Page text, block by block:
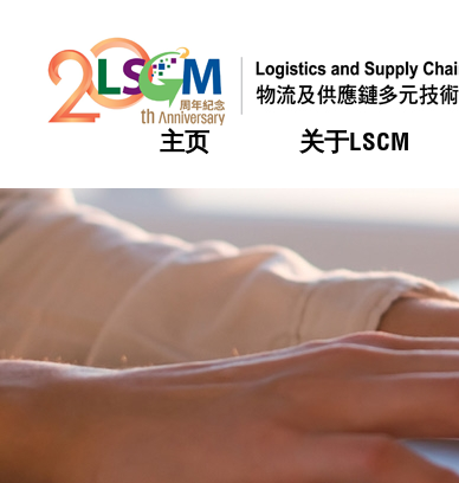
主页 关于LSCM
热门
热门
热门
热门
热门